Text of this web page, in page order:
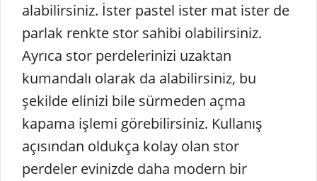
alabilirsiniz. İster pastel ister mat ister de
parlak renkte stor sahibi olabilirsiniz.
Ayrıca stor perdelerinizi uzaktan
kumandalı olarak da alabilirsiniz, bu
şekilde elinizi bile sürmeden açma
kapama işlemi görebilirsiniz. Kullanış
açısından oldukça kolay olan stor
perdeler evinizde daha modern bir